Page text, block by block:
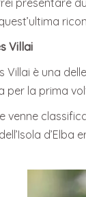
presentare
Villai
Villai è una
per la prima
venne